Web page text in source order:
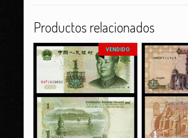
Productos relacionados
VENDIDO